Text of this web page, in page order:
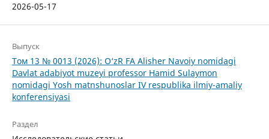
2026-05-17
Выпуск
Том 13 № 0013 (2026): O‘zR FA Alisher Navoiy nomidagi
Davlat adabiyot muzeyi professor Hamid Sulaymon
nomidagi Yosh matnshunoslar IV respublika ilmiy-amaliy
konferensiyasi
Раздел